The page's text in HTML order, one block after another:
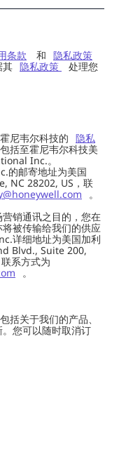
条款 和 隐私政策
其 隐私政策
处理您
尼韦尔科技的 隐私
括至霍尼韦尔科技美
Inc.。
邮寄地址为美国
NC 28202, US，联
。
销通讯之目的，您在
被传输给我们的供应
详细地址为美国加利
Blvd., Suite 200,
系方式为
。
括关于我们的产品、
您可以随时取消订